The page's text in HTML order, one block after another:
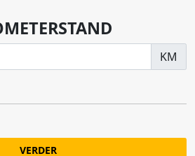
KM
VERDER